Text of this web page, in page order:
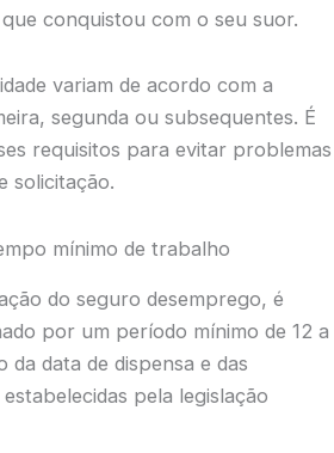
conquistou com o seu suor.
variam de acordo com a
segunda ou subsequentes. É
requisitos para evitar problemas
solicitação.
mínimo de trabalho
do seguro desemprego, é
por um período mínimo de 12 a
da data de dispensa e das
pela legislação